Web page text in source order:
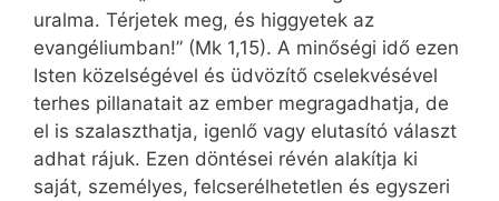
uralma. Térjetek meg, és higgyetek az
evangéliumban!” (Mk 1,15). A minőségi idő ezen
Isten közelségével és üdvözítő cselekvésével
terhes pillanatait az ember megragadhatja, de
el is szalaszthatja, igenlő vagy elutasító választ
adhat rájuk. Ezen döntései révén alakítja ki
saját, személyes, felcserélhetetlen és egyszeri